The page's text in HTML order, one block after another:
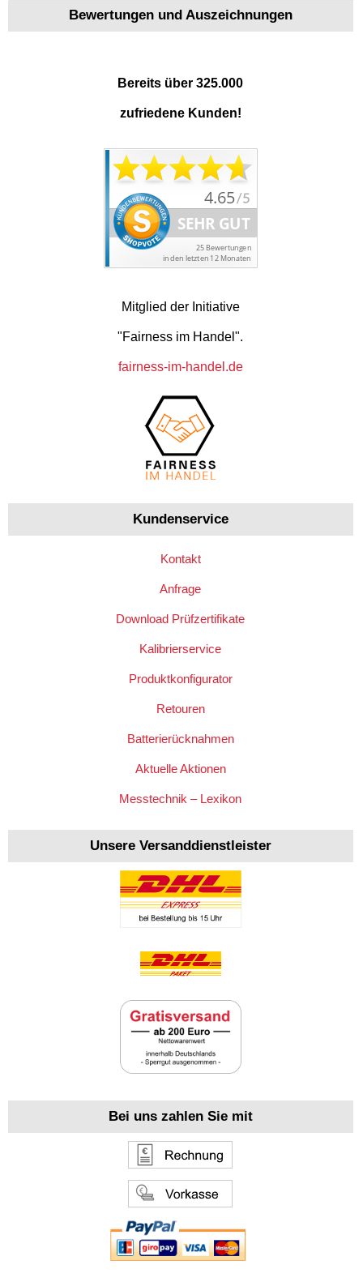
Bewertungen und Auszeichnungen
Bereits über 325.000
zufriedene Kunden!
Mitglied der Initiative
"Fairness im Handel".
fairness-im-handel.de
Kundenservice
Kontakt
Anfrage
Download Prüfzertifikate
Kalibrierservice
Produktkonfigurator
Retouren
Batterierücknahmen
Aktuelle Aktionen
Messtechnik – Lexikon
Unsere Versanddienstleister
Bei uns zahlen Sie mit